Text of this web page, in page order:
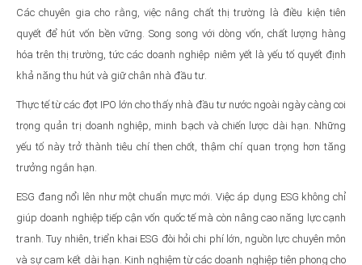
Các chuyên gia cho rằng, việc nâng chất thị trường là điều kiện tiên
quyết để hút vốn bền vững. Song song với dòng vốn, chất lượng hàng
hóa trên thị trường, tức các doanh nghiệp niêm yết là yếu tố quyết định
khả năng thu hút và giữ chân nhà đầu tư.
Thực tế từ các đợt IPO lớn cho thấy nhà đầu tư nước ngoài ngày càng coi
trọng quản trị doanh nghiệp, minh bạch và chiến lược dài hạn. Những
yếu tố này trở thành tiêu chí then chốt, thậm chí quan trọng hơn tăng
trưởng ngắn hạn.
ESG đang nổi lên như một chuẩn mực mới. Việc áp dụng ESG không chỉ
giúp doanh nghiệp tiếp cận vốn quốc tế mà còn nâng cao năng lực cạnh
tranh. Tuy nhiên, triển khai ESG đòi hỏi chi phí lớn, nguồn lực chuyên môn
và sự cam kết dài hạn. Kinh nghiệm từ các doanh nghiệp tiên phong cho